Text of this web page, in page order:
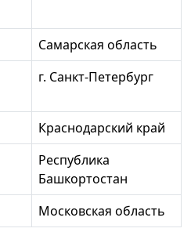
Самарская область
г. Санкт-Петербург
Краснодарский край
Республика
Башкортостан
Московская область